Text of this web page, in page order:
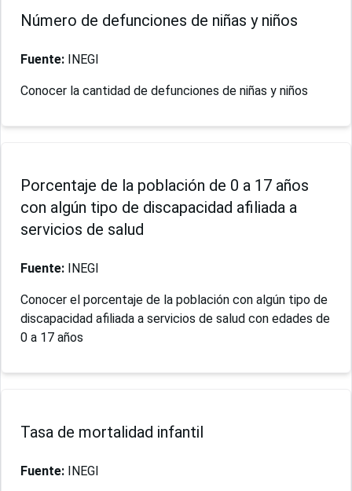
Número de defunciones de niñas y niños
Fuente: INEGI
Conocer la cantidad de defunciones de niñas y niños
Porcentaje de la población de 0 a 17 años
con algún tipo de discapacidad afiliada a
servicios de salud
Fuente: INEGI
Conocer el porcentaje de la población con algún tipo de
discapacidad afiliada a servicios de salud con edades de
0 a 17 años
Tasa de mortalidad infantil
Fuente: INEGI